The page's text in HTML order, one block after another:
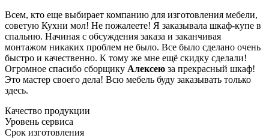
Всем, кто еще выбирает компанию для изготовления мебели,
советую Кухни мол! Не пожалеете! Я заказывала шкаф-купе в
спальню. Начиная с обсуждения заказа и заканчивая
монтажом никаких проблем не было. Все было сделано очень
быстро и качественно. К тому же мне ещё скидку сделали!
Огромное спасибо сборщику Алексею за прекрасный шкаф!
Это мастер своего дела! Всю мебель буду заказывать только
здесь.
Качество продукции
Уровень сервиса
Срок изготовления